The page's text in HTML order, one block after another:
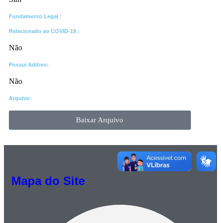
Fundamento Legal :​
Relacionado ao COVID-19 :​
Não
Possui Aditivo:​
Não
Arquivo:
Baixar Arquivo
Mapa do Site